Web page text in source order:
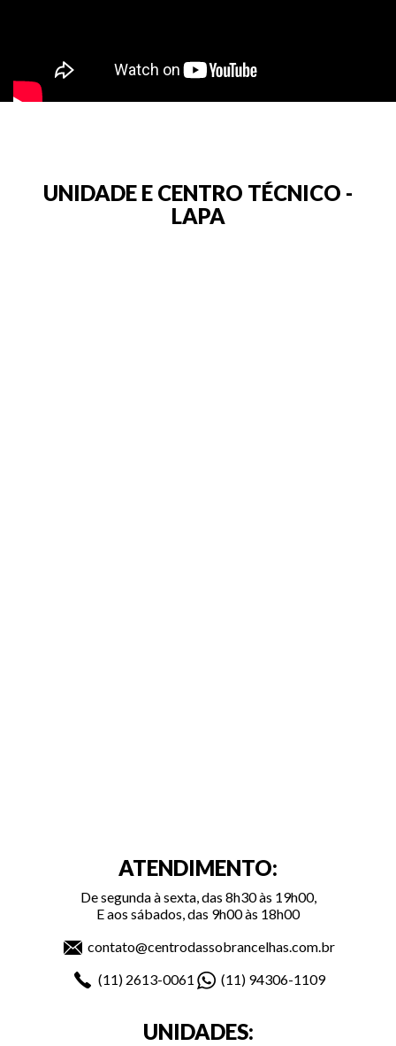
UNIDADE E CENTRO TÉCNICO -
LAPA
ATENDIMENTO:
De segunda à sexta, das 8h30 às 19h00,
E aos sábados, das 9h00 às 18h00
contato@centrodassobrancelhas.com.br
(11) 2613-0061 (11) 94306-1109
UNIDADES: